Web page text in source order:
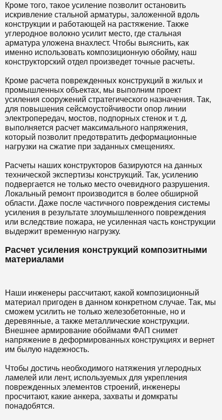
Кроме того, такое усиление позволит остановить
искривление стальной арматуры, заложенной вдоль
конструкции и работающей на растяжение. Также
углеродное волокно усилит место, где стальная
арматура уложена внахлест. Чтобы выяснить, как
именно использовать композиционную обойму, наш
конструкторский отдел произведет точные расчеты.
Кроме расчета поврежденных конструкций в жилых и
промышленных объектах, мы выполним проект
усиления сооружений стратегического назначения. Так,
для повышения сейсмоустойчивости опор линии
электропередач, мостов, подпорных стенок и т. д.
выполняется расчет максимального напряжения,
который позволит предотвратить деформационные
нагрузки на сжатие при заданных смещениях.
Расчеты наших конструкторов базируются на данных
технической экспертизы конструкций. Так, усилению
подвергается не только место очевидного разрушения.
Локальный ремонт производится в более обширной
области. Даже после частичного повреждения системы
усиления в результате злоумышленного повреждения
или вследствие пожара, не усиленная часть конструкции
выдержит временную нагрузку.
Расчет усиления конструкций композитными
материалами
Наши инженеры рассчитают, какой композиционный
материал пригоден в данном конкретном случае. Так, мы
сможем усилить не только железобетонные, но и
деревянные, а также металлические конструкции.
Внешнее армирование обоймами ФАП снимет
напряжение в деформированных конструкциях и вернет
им былую надежность.
Чтобы достичь необходимого натяжения углеродных
ламелей или лент, используемых для укрепления
поврежденных элементов строений, инженеры
просчитают, какие анкера, захваты и домкраты
понадобятся.